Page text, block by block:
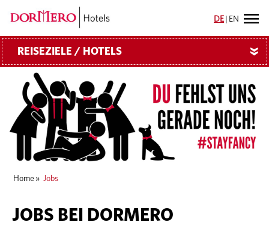
DE EN
REISEZIELE / HOTELS »
Home » Jobs
JOBS BEI DORMERO